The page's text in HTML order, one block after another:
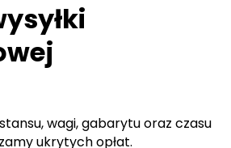
wagi, gabarytu oraz czasu
ukrytych opłat.